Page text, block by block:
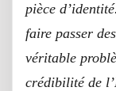
pièce
faire passer
véritable
crédibilité de